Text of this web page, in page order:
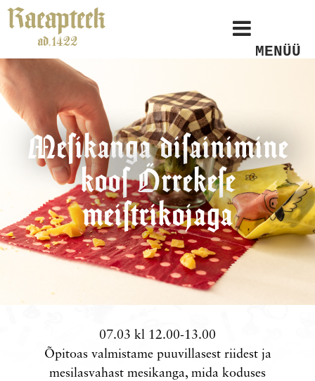
MENÜÜ
Mesikanga disainimine
koos Örrekese
meistrikojaga
07.03 kl 12.00-13.00
Õpitoas valmistame puuvillasest riidest ja
mesilasvahast mesikanga, mida koduses